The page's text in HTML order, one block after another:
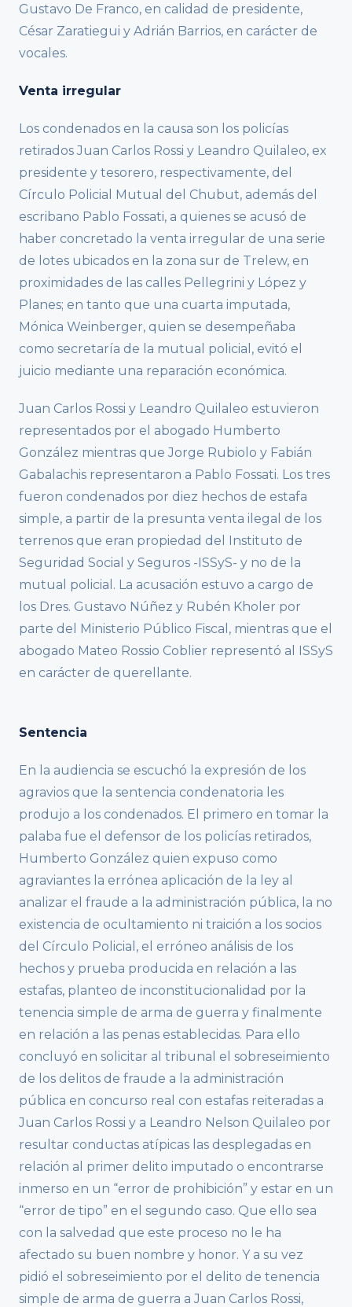
Gustavo De Franco, en calidad de presidente,
César Zaratiegui y Adrián Barrios, en carácter de
vocales.
Venta irregular
Los condenados en la causa son los policías
retirados Juan Carlos Rossi y Leandro Quilaleo, ex
presidente y tesorero, respectivamente, del
Círculo Policial Mutual del Chubut, además del
escribano Pablo Fossati, a quienes se acusó de
haber concretado la venta irregular de una serie
de lotes ubicados en la zona sur de Trelew, en
proximidades de las calles Pellegrini y López y
Planes; en tanto que una cuarta imputada,
Mónica Weinberger, quien se desempeñaba
como secretaría de la mutual policial, evitó el
juicio mediante una reparación económica.
Juan Carlos Rossi y Leandro Quilaleo estuvieron
representados por el abogado Humberto
González mientras que Jorge Rubiolo y Fabián
Gabalachis representaron a Pablo Fossati. Los tres
fueron condenados por diez hechos de estafa
simple, a partir de la presunta venta ilegal de los
terrenos que eran propiedad del Instituto de
Seguridad Social y Seguros -ISSyS- y no de la
mutual policial. La acusación estuvo a cargo de
los Dres. Gustavo Núñez y Rubén Kholer por
parte del Ministerio Público Fiscal, mientras que el
abogado Mateo Rossio Coblier representó al ISSyS
en carácter de querellante.
Sentencia
En la audiencia se escuchó la expresión de los
agravios que la sentencia condenatoria les
produjo a los condenados. El primero en tomar la
palaba fue el defensor de los policías retirados,
Humberto González quien expuso como
agraviantes la errónea aplicación de la ley al
analizar el fraude a la administración pública, la no
existencia de ocultamiento ni traición a los socios
del Círculo Policial, el erróneo análisis de los
hechos y prueba producida en relación a las
estafas, planteo de inconstitucionalidad por la
tenencia simple de arma de guerra y finalmente
en relación a las penas establecidas. Para ello
concluyó en solicitar al tribunal el sobreseimiento
de los delitos de fraude a la administración
pública en concurso real con estafas reiteradas a
Juan Carlos Rossi y a Leandro Nelson Quilaleo por
resultar conductas atípicas las desplegadas en
relación al primer delito imputado o encontrarse
inmerso en un “error de prohibición” y estar en un
“error de tipo” en el segundo caso. Que ello sea
con la salvedad que este proceso no le ha
afectado su buen nombre y honor. Y a su vez
pidió el sobreseimiento por el delito de tenencia
simple de arma de guerra a Juan Carlos Rossi,